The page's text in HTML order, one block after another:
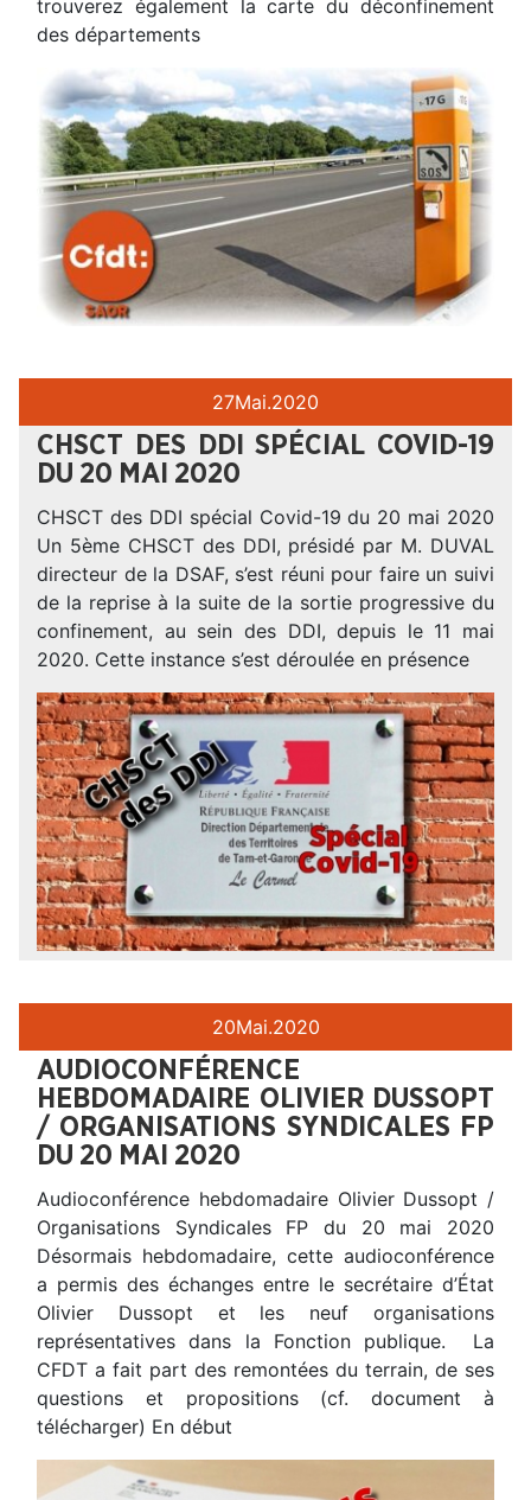
trouverez également la carte du déconfinement
des départements
27Mai.2020
CHSCT DES DDI SPÉCIAL COVID-19
DU 20 MAI 2020
CHSCT des DDI spécial Covid-19 du 20 mai 2020
Un 5ème CHSCT des DDI, présidé par M. DUVAL
directeur de la DSAF, s’est réuni pour faire un suivi
de la reprise à la suite de la sortie progressive du
confinement, au sein des DDI, depuis le 11 mai
2020. Cette instance s’est déroulée en présence
20Mai.2020
AUDIOCONFÉRENCE
HEBDOMADAIRE OLIVIER DUSSOPT
/ ORGANISATIONS SYNDICALES FP
DU 20 MAI 2020
Audioconférence hebdomadaire Olivier Dussopt /
Organisations Syndicales FP du 20 mai 2020
Désormais hebdomadaire, cette audioconférence
a permis des échanges entre le secrétaire d’État
Olivier Dussopt et les neuf organisations
représentatives dans la Fonction publique. La
CFDT a fait part des remontées du terrain, de ses
questions et propositions (cf. document à
télécharger) En début